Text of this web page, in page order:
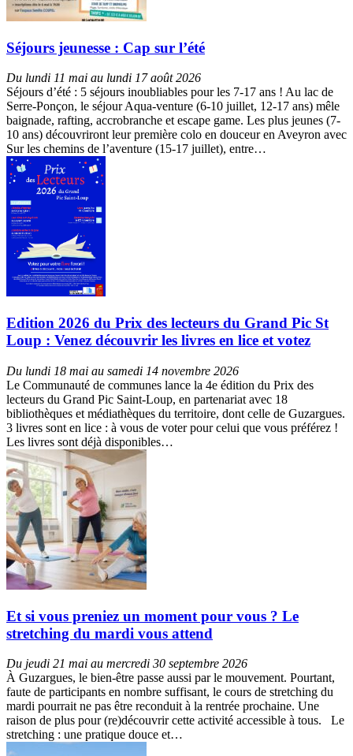
Séjours jeunesse : Cap sur l’été
Du lundi 11 mai au lundi 17 août 2026
Séjours d’été : 5 séjours inoubliables pour les 7-17 ans ! Au lac de
Serre-Ponçon, le séjour Aqua-venture (6-10 juillet, 12-17 ans) mêle
baignade, rafting, accrobranche et escape game. Les plus jeunes (7-
10 ans) découvriront leur première colo en douceur en Aveyron avec
Sur les chemins de l’aventure (15-17 juillet), entre…
Edition 2026 du Prix des lecteurs du Grand Pic St
Loup : Venez découvrir les livres en lice et votez
Du lundi 18 mai au samedi 14 novembre 2026
Le Communauté de communes lance la 4e édition du Prix des
lecteurs du Grand Pic Saint-Loup, en partenariat avec 18
bibliothèques et médiathèques du territoire, dont celle de Guzargues.
3 livres sont en lice : à vous de voter pour celui que vous préférez !
Les livres sont déjà disponibles…
Et si vous preniez un moment pour vous ? Le
stretching du mardi vous attend
Du jeudi 21 mai au mercredi 30 septembre 2026
À Guzargues, le bien-être passe aussi par le mouvement. Pourtant,
faute de participants en nombre suffisant, le cours de stretching du
mardi pourrait ne pas être reconduit à la rentrée prochaine. Une
raison de plus pour (re)découvrir cette activité accessible à tous. Le
stretching : une pratique douce et…